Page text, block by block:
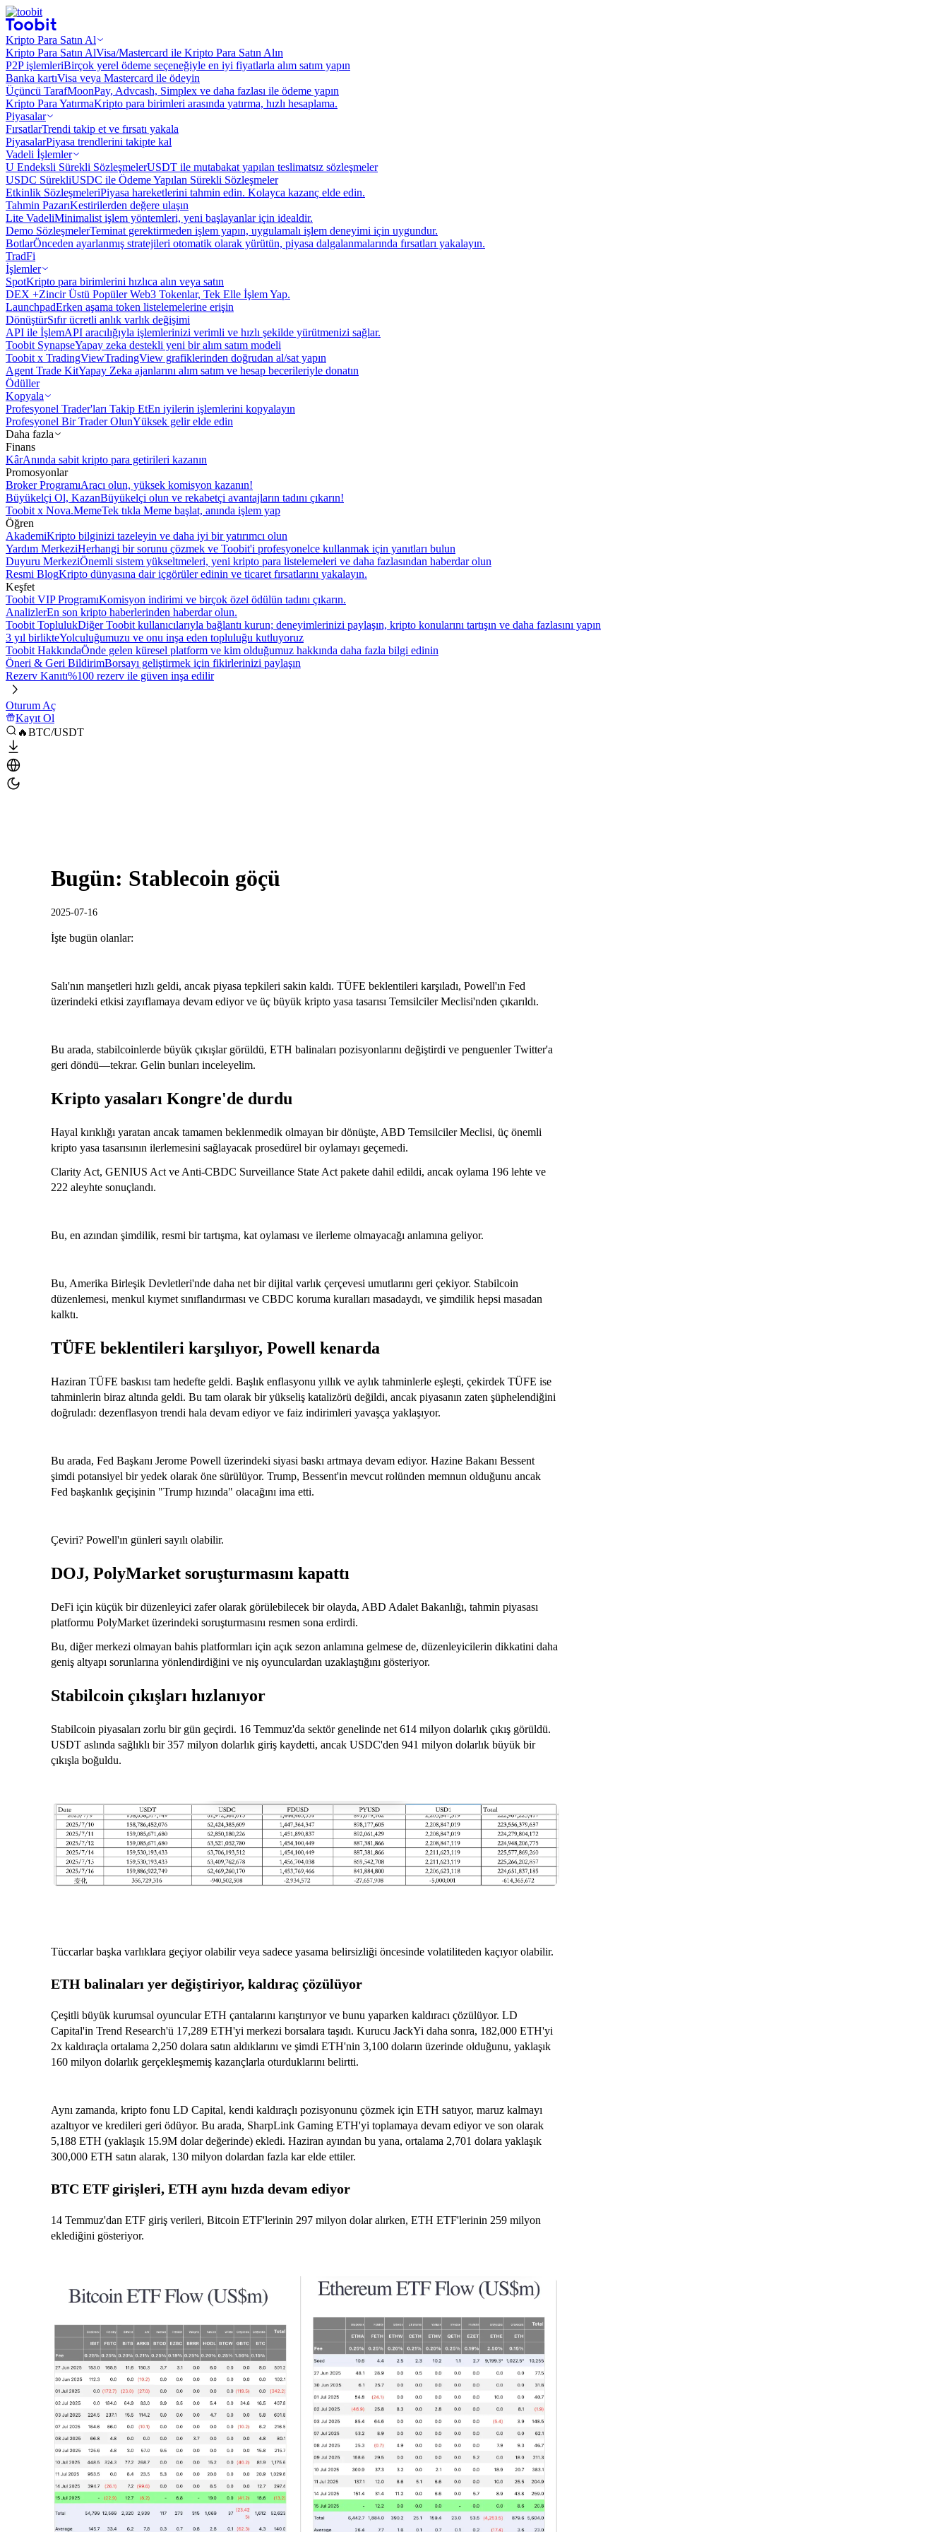
Kripto Para Satın Al
Kripto Para Satın AlVisa/Mastercard ile Kripto Para Satın Alın
P2P işlemleriBirçok yerel ödeme seçeneğiyle en iyi fiyatlarla alım satım yapın
Banka kartıVisa veya Mastercard ile ödeyin
Üçüncü TarafMoonPay, Advcash, Simplex ve daha fazlası ile ödeme yapın
Kripto Para YatırmaKripto para birimleri arasında yatırma, hızlı hesaplama.
Piyasalar
FırsatlarTrendi takip et ve fırsatı yakala
PiyasalarPiyasa trendlerini takipte kal
Vadeli İşlemler
U Endeksli Sürekli SözleşmelerUSDT ile mutabakat yapılan teslimatsız sözleşmeler
USDC SürekliUSDC ile Ödeme Yapılan Sürekli Sözleşmeler
Etkinlik SözleşmeleriPiyasa hareketlerini tahmin edin. Kolayca kazanç elde edin.
Tahmin PazarıKestirilerden değere ulaşın
Lite VadeliMinimalist işlem yöntemleri, yeni başlayanlar için idealdir.
Demo SözleşmelerTeminat gerektirmeden işlem yapın, uygulamalı işlem deneyimi için uygundur.
BotlarÖnceden ayarlanmış stratejileri otomatik olarak yürütün, piyasa dalgalanmalarında fırsatları yakalayın.
TradFi
İşlemler
SpotKripto para birimlerini hızlıca alın veya satın
DEX +Zincir Üstü Popüler Web3 Tokenlar, Tek Elle İşlem Yap.
LaunchpadErken aşama token listelemelerine erişin
DönüştürSıfır ücretli anlık varlık değişimi
API ile İşlemAPI aracılığıyla işlemlerinizi verimli ve hızlı şekilde yürütmenizi sağlar.
Toobit SynapseYapay zeka destekli yeni bir alım satım modeli
Toobit x TradingViewTradingView grafiklerinden doğrudan al/sat yapın
Agent Trade KitYapay Zeka ajanlarını alım satım ve hesap becerileriyle donatın
Ödüller
Kopyala
Profesyonel Trader'ları Takip EtEn iyilerin işlemlerini kopyalayın
Profesyonel Bir Trader OlunYüksek gelir elde edin
Daha fazla
Finans
KârAnında sabit kripto para getirileri kazanın
Promosyonlar
Broker ProgramıAracı olun, yüksek komisyon kazanın!
Büyükelçi Ol, KazanBüyükelçi olun ve rekabetçi avantajların tadını çıkarın!
Toobit x Nova.MemeTek tıkla Meme başlat, anında işlem yap
Öğren
AkademiKripto bilginizi tazeleyin ve daha iyi bir yatırımcı olun
Yardım MerkeziHerhangi bir sorunu çözmek ve Toobit'i profesyonelce kullanmak için yanıtları bulun
Duyuru MerkeziÖnemli sistem yükseltmeleri, yeni kripto para listelemeleri ve daha fazlasından haberdar olun
Resmi BlogKripto dünyasına dair içgörüler edinin ve ticaret fırsatlarını yakalayın.
Keşfet
Toobit VIP ProgramıKomisyon indirimi ve birçok özel ödülün tadını çıkarın.
AnalizlerEn son kripto haberlerinden haberdar olun.
Toobit ToplulukDiğer Toobit kullanıcılarıyla bağlantı kurun; deneyimlerinizi paylaşın, kripto konularını tartışın ve daha fazlasını yapın
3 yıl birlikteYolculuğumuzu ve onu inşa eden topluluğu kutluyoruz
Toobit HakkındaÖnde gelen küresel platform ve kim olduğumuz hakkında daha fazla bilgi edinin
Öneri & Geri BildirimBorsayı geliştirmek için fikirlerinizi paylaşın
Rezerv Kanıtı%100 rezerv ile güven inşa edilir
Oturum Aç
Kayıt Ol
🔥BTC/USDT
Bugün: Stablecoin göçü
2025-07-16
İşte bugün olanlar:
Salı'nın manşetleri hızlı geldi, ancak piyasa tepkileri sakin kaldı. TÜFE beklentileri karşıladı, Powell'ın Fed
üzerindeki etkisi zayıflamaya devam ediyor ve üç büyük kripto yasa tasarısı Temsilciler Meclisi'nden çıkarıldı.
Bu arada, stabilcoinlerde büyük çıkışlar görüldü, ETH balinaları pozisyonlarını değiştirdi ve penguenler Twitter'a
geri döndü—tekrar. Gelin bunları inceleyelim.
Kripto yasaları Kongre'de durdu
Hayal kırıklığı yaratan ancak tamamen beklenmedik olmayan bir dönüşte, ABD Temsilciler Meclisi, üç önemli
kripto yasa tasarısının ilerlemesini sağlayacak prosedürel bir oylamayı geçemedi.
Clarity Act, GENIUS Act ve Anti-CBDC Surveillance State Act pakete dahil edildi, ancak oylama 196 lehte ve
222 aleyhte sonuçlandı.
Bu, en azından şimdilik, resmi bir tartışma, kat oylaması ve ilerleme olmayacağı anlamına geliyor.
Bu, Amerika Birleşik Devletleri'nde daha net bir dijital varlık çerçevesi umutlarını geri çekiyor. Stabilcoin
düzenlemesi, menkul kıymet sınıflandırması ve CBDC koruma kuralları masadaydı, ve şimdilik hepsi masadan
kalktı.
TÜFE beklentileri karşılıyor, Powell kenarda
Haziran TÜFE baskısı tam hedefte geldi. Başlık enflasyonu yıllık ve aylık tahminlerle eşleşti, çekirdek TÜFE ise
tahminlerin biraz altında geldi. Bu tam olarak bir yükseliş katalizörü değildi, ancak piyasanın zaten şüphelendiğini
doğruladı: dezenflasyon trendi hala devam ediyor ve faiz indirimleri yavaşça yaklaşıyor.
Bu arada, Fed Başkanı Jerome Powell üzerindeki siyasi baskı artmaya devam ediyor. Hazine Bakanı Bessent
şimdi potansiyel bir yedek olarak öne sürülüyor. Trump, Bessent'in mevcut rolünden memnun olduğunu ancak
Fed başkanlık geçişinin "Trump hızında" olacağını ima etti.
Çeviri? Powell'ın günleri sayılı olabilir.
DOJ, PolyMarket soruşturmasını kapattı
DeFi için küçük bir düzenleyici zafer olarak görülebilecek bir olayda, ABD Adalet Bakanlığı, tahmin piyasası
platformu PolyMarket üzerindeki soruşturmasını resmen sona erdirdi.
Bu, diğer merkezi olmayan bahis platformları için açık sezon anlamına gelmese de, düzenleyicilerin dikkatini daha
geniş altyapı sorunlarına yönlendirdiğini ve niş oyunculardan uzaklaştığını gösteriyor.
Stabilcoin çıkışları hızlanıyor
Stabilcoin piyasaları zorlu bir gün geçirdi. 16 Temmuz'da sektör genelinde net 614 milyon dolarlık çıkış görüldü.
USDT aslında sağlıklı bir 357 milyon dolarlık giriş kaydetti, ancak USDC'den 941 milyon dolarlık büyük bir
çıkışla boğuldu.
Tüccarlar başka varlıklara geçiyor olabilir veya sadece yasama belirsizliği öncesinde volatiliteden kaçıyor olabilir.
ETH balinaları yer değiştiriyor, kaldıraç çözülüyor
Çeşitli büyük kurumsal oyuncular ETH çantalarını karıştırıyor ve bunu yaparken kaldıracı çözülüyor. LD
Capital'in Trend Research'ü 17,289 ETH'yi merkezi borsalara taşıdı. Kurucu JackYi daha sonra, 182,000 ETH'yi
2x kaldıraçla ortalama 2,250 dolara satın aldıklarını ve şimdi ETH'nin 3,100 doların üzerinde olduğunu, yaklaşık
160 milyon dolarlık gerçekleşmemiş kazançlarla oturduklarını belirtti.
Aynı zamanda, kripto fonu LD Capital, kendi kaldıraçlı pozisyonunu çözmek için ETH satıyor, maruz kalmayı
azaltıyor ve kredileri geri ödüyor. Bu arada, SharpLink Gaming ETH'yi toplamaya devam ediyor ve son olarak
5,188 ETH (yaklaşık 15.9M dolar değerinde) ekledi. Haziran ayından bu yana, ortalama 2,701 dolara yaklaşık
300,000 ETH satın alarak, 130 milyon dolardan fazla kar elde ettiler.
BTC ETF girişleri, ETH aynı hızda devam ediyor
14 Temmuz'dan ETF giriş verileri, Bitcoin ETF'lerinin 297 milyon dolar alırken, ETH ETF'lerinin 259 milyon
eklediğini gösteriyor.